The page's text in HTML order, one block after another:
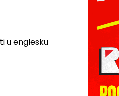
u englesku